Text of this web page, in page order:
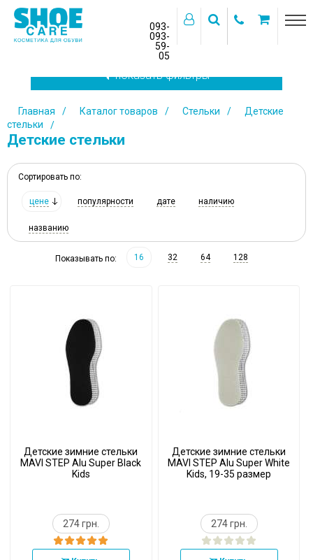
093-
093-
59-
05
показать фильтры
Главная Каталог товаров Стельки
Детские
стельки
Детские стельки
Сортировать по:
цене популярности дате наличию
названию
Показывать по: 16 32 64 128
Детские зимние стельки
MAVI STEP Alu Super Black
Kids
274 грн.
Детские зимние стельки
MAVI STEP Alu Super White
Kids, 19-35 размер
274 грн.